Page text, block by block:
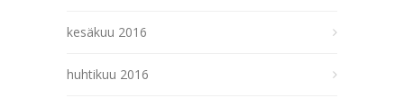
kesäkuu 2016
huhtikuu 2016